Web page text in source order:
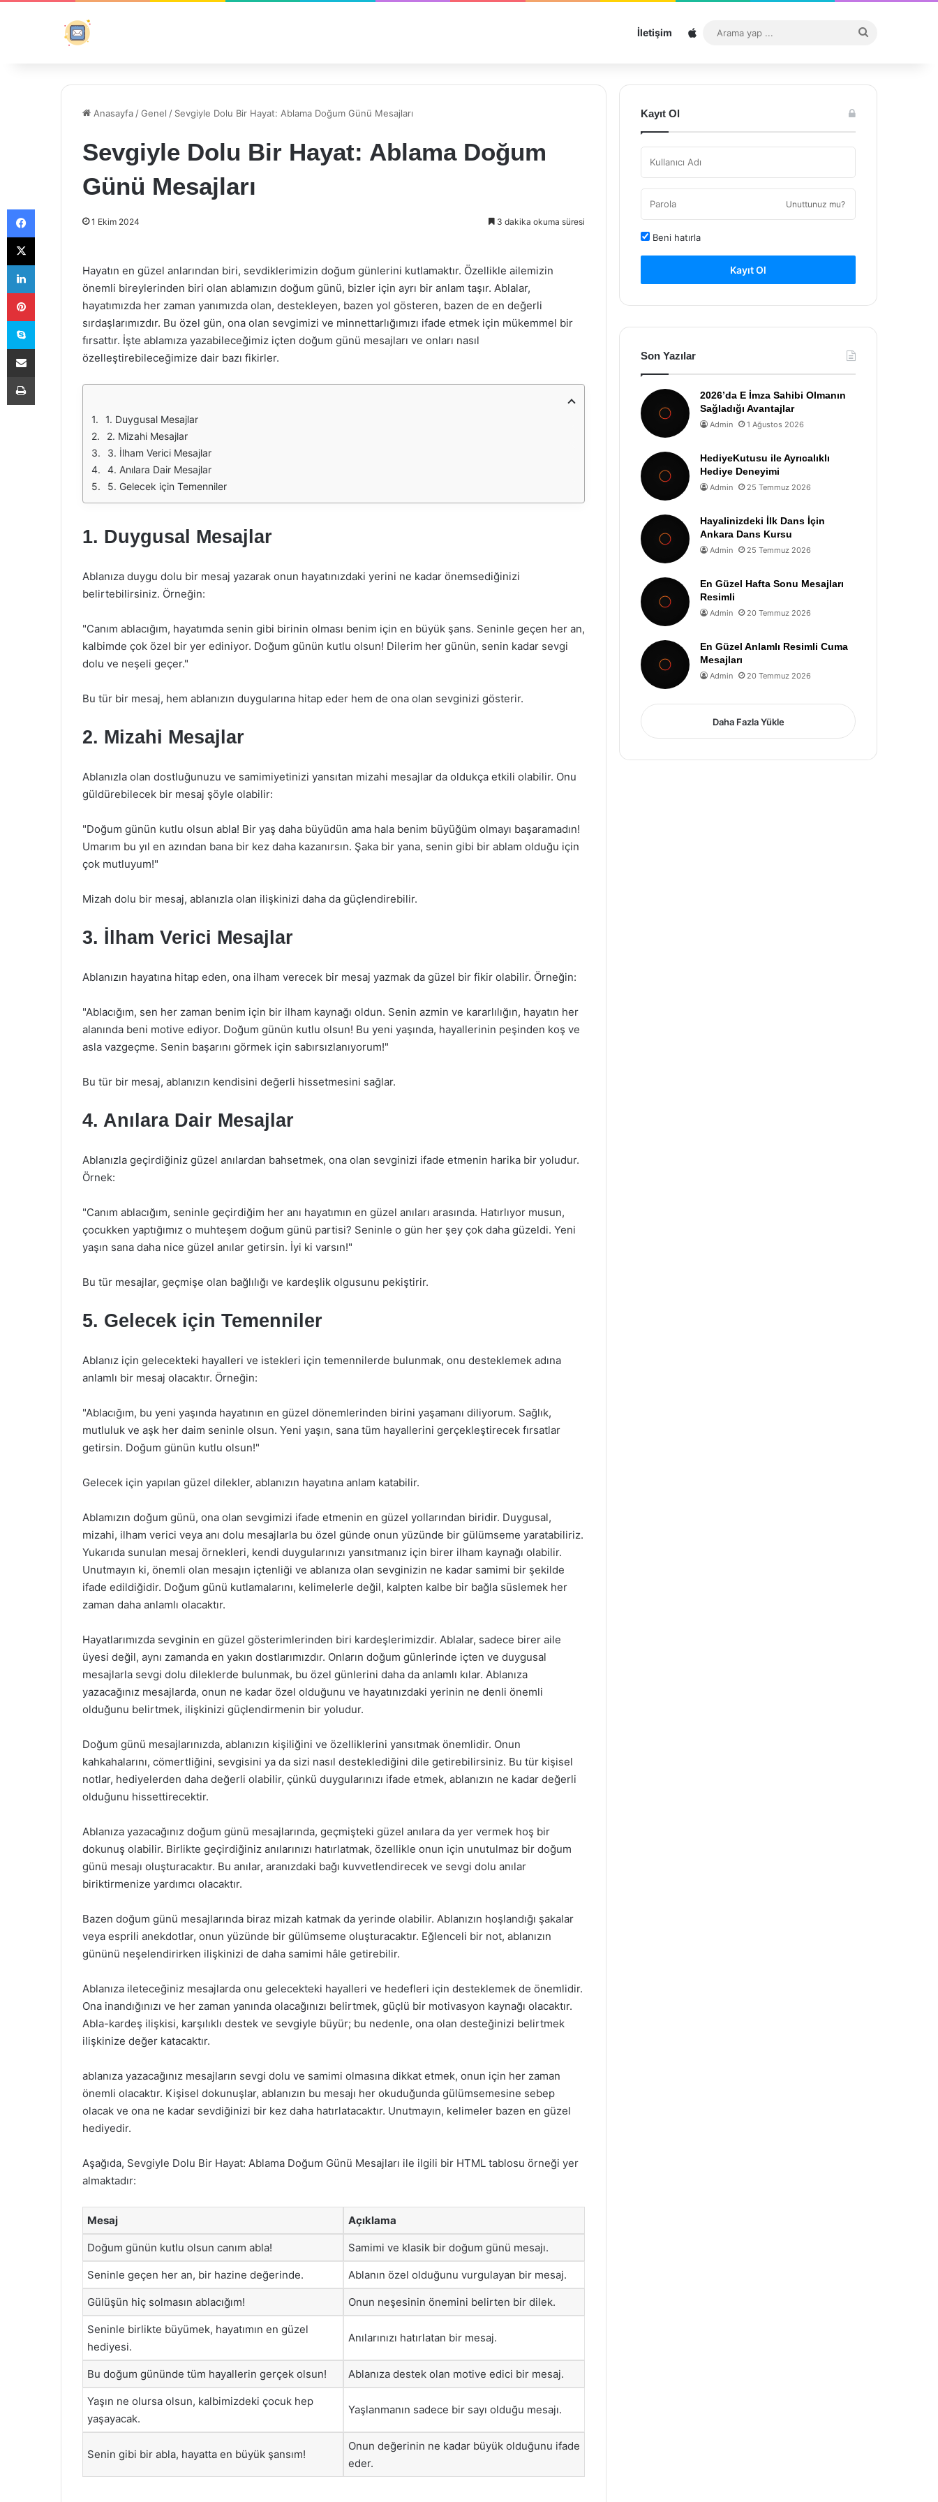
İletişim Sitemap
...
Anasayfa /Genel / Sevgiyle Dolu Bir Hayat: Ablama Doğum Günü Mesajları
Sevgiyle Dolu Bir Hayat: Ablama Doğum
Günü Mesajları
1 Ekim 2024 3 dakika okuma süresi
Hayatın en güzel anlarından biri, sevdiklerimizin doğum günlerini kutlamaktır. Özellikle ailemizin
önemli bireylerinden biri olan ablamızın doğum günü, bizler için ayrı bir anlam taşır. Ablalar,
hayatımızda her zaman yanımızda olan, destekleyen, bazen yol gösteren, bazen de en değerli
sırdaşlarımızdır. Bu özel gün, ona olan sevgimizi ve minnettarlığımızı ifade etmek için mükemmel bir
fırsattır. İşte ablamıza yazabileceğimiz içten doğum günü mesajları ve onları nasıl
özelleştirebileceğimize dair bazı fikirler.
1. Duygusal Mesajlar
2. Mizahi Mesajlar
3. İlham Verici Mesajlar
4. Anılara Dair Mesajlar
5. Gelecek için Temenniler
1. Duygusal Mesajlar
Ablanıza duygu dolu bir mesaj yazarak onun hayatınızdaki yerini ne kadar önemsediğinizi
belirtebilirsiniz. Örneğin:
"Canım ablacığım, hayatımda senin gibi birinin olması benim için en büyük şans. Seninle geçen her an,
kalbimde çok özel bir yer ediniyor. Doğum günün kutlu olsun! Dilerim her günün, senin kadar sevgi
dolu ve neşeli geçer."
Bu tür bir mesaj, hem ablanızın duygularına hitap eder hem de ona olan sevginizi gösterir.
2. Mizahi Mesajlar
Ablanızla olan dostluğunuzu ve samimiyetinizi yansıtan mizahi mesajlar da oldukça etkili olabilir. Onu
güldürebilecek bir mesaj şöyle olabilir:
"Doğum günün kutlu olsun abla! Bir yaş daha büyüdün ama hala benim büyüğüm olmayı başaramadın!
Umarım bu yıl en azından bana bir kez daha kazanırsın. Şaka bir yana, senin gibi bir ablam olduğu için
çok mutluyum!"
Mizah dolu bir mesaj, ablanızla olan ilişkinizi daha da güçlendirebilir.
3. İlham Verici Mesajlar
Ablanızın hayatına hitap eden, ona ilham verecek bir mesaj yazmak da güzel bir fikir olabilir. Örneğin:
"Ablacığım, sen her zaman benim için bir ilham kaynağı oldun. Senin azmin ve kararlılığın, hayatın her
alanında beni motive ediyor. Doğum günün kutlu olsun! Bu yeni yaşında, hayallerinin peşinden koş ve
asla vazgeçme. Senin başarını görmek için sabırsızlanıyorum!"
Bu tür bir mesaj, ablanızın kendisini değerli hissetmesini sağlar.
4. Anılara Dair Mesajlar
Ablanızla geçirdiğiniz güzel anılardan bahsetmek, ona olan sevginizi ifade etmenin harika bir yoludur.
Örnek:
"Canım ablacığım, seninle geçirdiğim her anı hayatımın en güzel anıları arasında. Hatırlıyor musun,
çocukken yaptığımız o muhteşem doğum günü partisi? Seninle o gün her şey çok daha güzeldi. Yeni
yaşın sana daha nice güzel anılar getirsin. İyi ki varsın!"
Bu tür mesajlar, geçmişe olan bağlılığı ve kardeşlik olgusunu pekiştirir.
5. Gelecek için Temenniler
Ablanız için gelecekteki hayalleri ve istekleri için temennilerde bulunmak, onu desteklemek adına
anlamlı bir mesaj olacaktır. Örneğin:
"Ablacığım, bu yeni yaşında hayatının en güzel dönemlerinden birini yaşamanı diliyorum. Sağlık,
mutluluk ve aşk her daim seninle olsun. Yeni yaşın, sana tüm hayallerini gerçekleştirecek fırsatlar
getirsin. Doğum günün kutlu olsun!"
Gelecek için yapılan güzel dilekler, ablanızın hayatına anlam katabilir.
Ablamızın doğum günü, ona olan sevgimizi ifade etmenin en güzel yollarından biridir. Duygusal,
mizahi, ilham verici veya anı dolu mesajlarla bu özel günde onun yüzünde bir gülümseme yaratabiliriz.
Yukarıda sunulan mesaj örnekleri, kendi duygularınızı yansıtmanız için birer ilham kaynağı olabilir.
Unutmayın ki, önemli olan mesajın içtenliği ve ablanıza olan sevginizin ne kadar samimi bir şekilde
ifade edildiğidir. Doğum günü kutlamalarını, kelimelerle değil, kalpten kalbe bir bağla süslemek her
zaman daha anlamlı olacaktır.
Hayatlarımızda sevginin en güzel gösterimlerinden biri kardeşlerimizdir. Ablalar, sadece birer aile
üyesi değil, aynı zamanda en yakın dostlarımızdır. Onların doğum günlerinde içten ve duygusal
mesajlarla sevgi dolu dileklerde bulunmak, bu özel günlerini daha da anlamlı kılar. Ablanıza
yazacağınız mesajlarda, onun ne kadar özel olduğunu ve hayatınızdaki yerinin ne denli önemli
olduğunu belirtmek, ilişkinizi güçlendirmenin bir yoludur.
Doğum günü mesajlarınızda, ablanızın kişiliğini ve özelliklerini yansıtmak önemlidir. Onun
kahkahalarını, cömertliğini, sevgisini ya da sizi nasıl desteklediğini dile getirebilirsiniz. Bu tür kişisel
notlar, hediyelerden daha değerli olabilir, çünkü duygularınızı ifade etmek, ablanızın ne kadar değerli
olduğunu hissettirecektir.
Ablanıza yazacağınız doğum günü mesajlarında, geçmişteki güzel anılara da yer vermek hoş bir
dokunuş olabilir. Birlikte geçirdiğiniz anılarınızı hatırlatmak, özellikle onun için unutulmaz bir doğum
günü mesajı oluşturacaktır. Bu anılar, aranızdaki bağı kuvvetlendirecek ve sevgi dolu anılar
biriktirmenize yardımcı olacaktır.
Bazen doğum günü mesajlarında biraz mizah katmak da yerinde olabilir. Ablanızın hoşlandığı şakalar
veya esprili anekdotlar, onun yüzünde bir gülümseme oluşturacaktır. Eğlenceli bir not, ablanızın
gününü neşelendirirken ilişkinizi de daha samimi hâle getirebilir.
Ablanıza ileteceğiniz mesajlarda onu gelecekteki hayalleri ve hedefleri için desteklemek de önemlidir.
Ona inandığınızı ve her zaman yanında olacağınızı belirtmek, güçlü bir motivasyon kaynağı olacaktır.
Abla-kardeş ilişkisi, karşılıklı destek ve sevgiyle büyür; bu nedenle, ona olan desteğinizi belirtmek
ilişkinize değer katacaktır.
ablanıza yazacağınız mesajların sevgi dolu ve samimi olmasına dikkat etmek, onun için her zaman
önemli olacaktır. Kişisel dokunuşlar, ablanızın bu mesajı her okuduğunda gülümsemesine sebep
olacak ve ona ne kadar sevdiğinizi bir kez daha hatırlatacaktır. Unutmayın, kelimeler bazen en güzel
hediyedir.
Aşağıda, Sevgiyle Dolu Bir Hayat: Ablama Doğum Günü Mesajları ile ilgili bir HTML tablosu örneği yer
almaktadır:
Mesaj Açıklama
Doğum günün kutlu olsun canım abla! Samimi ve klasik bir doğum günü mesajı.
Seninle geçen her an, bir hazine değerinde. Ablanın özel olduğunu vurgulayan bir mesaj.
Gülüşün hiç solmasın ablacığım! Onun neşesinin önemini belirten bir dilek.
Seninle birlikte büyümek, hayatımın en güzel
hediyesi.
Anılarınızı hatırlatan bir mesaj.
Bu doğum gününde tüm hayallerin gerçek olsun! Ablanıza destek olan motive edici bir mesaj.
Yaşın ne olursa olsun, kalbimizdeki çocuk hep
yaşayacak.
Yaşlanmanın sadece bir sayı olduğu mesajı.
Senin gibi bir abla, hayatta en büyük şansım!
Onun değerinin ne kadar büyük olduğunu ifade
eder.
Kayıt Ol
Unuttunuz mu?
Beni hatırla
Kayıt Ol
Son Yazılar
2026’da E İmza Sahibi Olmanın
Sağladığı Avantajlar
Admin 1 Ağustos 2026
HediyeKutusu ile Ayrıcalıklı
Hediye Deneyimi
Admin 25 Temmuz 2026
Hayalinizdeki İlk Dans İçin
Ankara Dans Kursu
Admin 25 Temmuz 2026
En Güzel Hafta Sonu Mesajları
Resimli
Admin 20 Temmuz 2026
En Güzel Anlamlı Resimli Cuma
Mesajları
Admin 20 Temmuz 2026
Daha Fazla Yükle
Facebook
X
LinkedIn
Pinterest
Skype
E-Posta ile paylaş